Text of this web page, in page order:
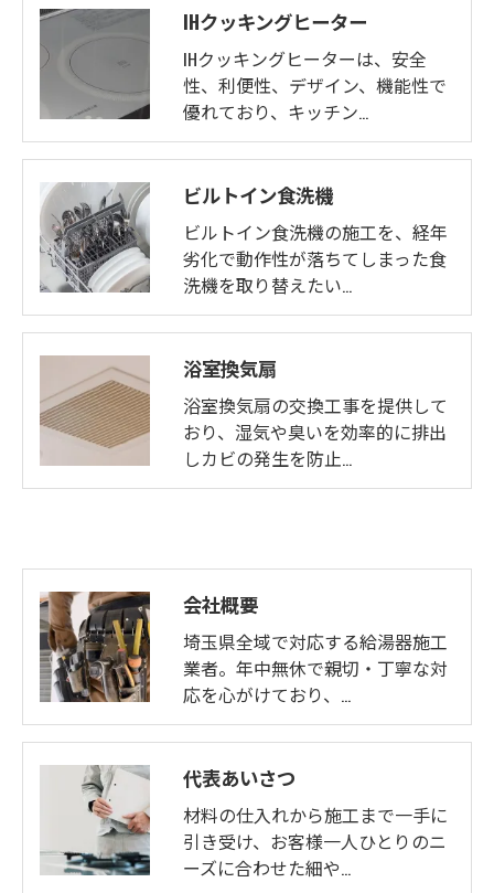
IHクッキングヒーター
IHクッキングヒーターは、安全
性、利便性、デザイン、機能性で
優れており、キッチン…
ビルトイン食洗機
ビルトイン食洗機の施工を、経年
劣化で動作性が落ちてしまった食
洗機を取り替えたい…
浴室換気扇
浴室換気扇の交換工事を提供して
おり、湿気や臭いを効率的に排出
しカビの発生を防止…
会社概要
埼玉県全域で対応する給湯器施工
業者。年中無休で親切・丁寧な対
応を心がけており、…
代表あいさつ
材料の仕入れから施工まで一手に
引き受け、お客様一人ひとりのニ
ーズに合わせた細や…